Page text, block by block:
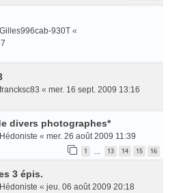
Gilles996cab-930T «
francksc83 « mer. 16 sept. 2009 13:16
divers photographes*
Hédoniste « mer. 26 août 2009 11:39
1 13 14 15 16
3 épis.
Hédoniste « jeu. 06 août 2009 20:18